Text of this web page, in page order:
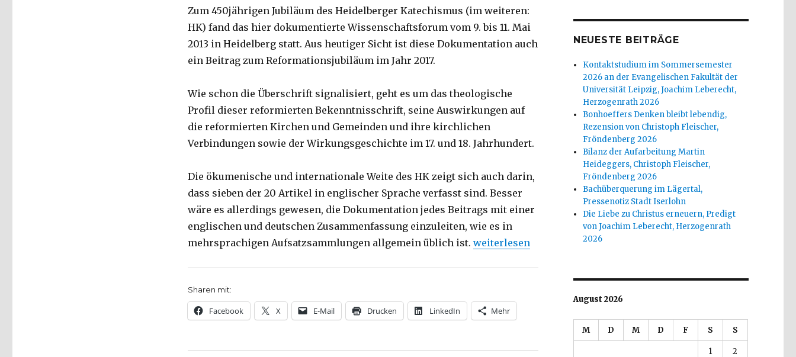
Zum 450jährigen Jubiläum des Heidelberger Katechismus (im weiteren:
HK) fand das hier dokumentierte Wissenschaftsforum vom 9. bis 11. Mai
2013 in Heidelberg statt. Aus heutiger Sicht ist diese Dokumentation auch
ein Beitrag zum Reformationsjubiläum im Jahr 2017.
Wie schon die Überschrift signalisiert, geht es um das theologische
Profil dieser reformierten Bekenntnisschrift, seine Auswirkungen auf
die reformierten Kirchen und Gemeinden und ihre kirchlichen
Verbindungen sowie der Wirkungsgeschichte im 17. und 18. Jahrhundert.
Die ökumenische und internationale Weite des HK zeigt sich auch darin,
dass sieben der 20 Artikel in englischer Sprache verfasst sind. Besser
wäre es allerdings gewesen, die Dokumentation jedes Beitrags mit einer
englischen und deutschen Zusammenfassung einzuleiten, wie es in
mehrsprachigen Aufsatzsammlungen allgemein üblich ist. „Heidelberger Katechismus zwischen Mittelalter und Neuzeit,
weiterlesen
Sharen mit:
Facebook X E-Mail Drucken LinkedIn Mehr
NEUESTE BEITRÄGE
Kontaktstudium im Sommersemester
2026 an der Evangelischen Fakultät der
Universität Leipzig, Joachim Leberecht,
Herzogenrath 2026
Bonhoeffers Denken bleibt lebendig,
Rezension von Christoph Fleischer,
Fröndenberg 2026
Bilanz der Aufarbeitung Martin
Heideggers, Christoph Fleischer,
Fröndenberg 2026
Bachüberquerung im Lägertal,
Pressenotiz Stadt Iserlohn
Die Liebe zu Christus erneuern, Predigt
von Joachim Leberecht, Herzogenrath
2026
August 2026
M D M D F S S
1 2